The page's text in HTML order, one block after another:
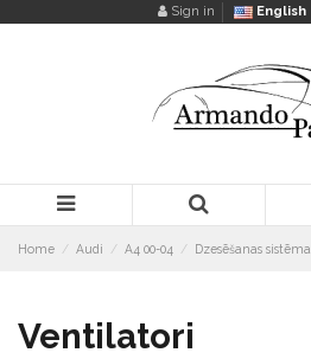
Sign in English
Home Audi A4 00-04 Dzesēšanas sistēma
Ventilatori